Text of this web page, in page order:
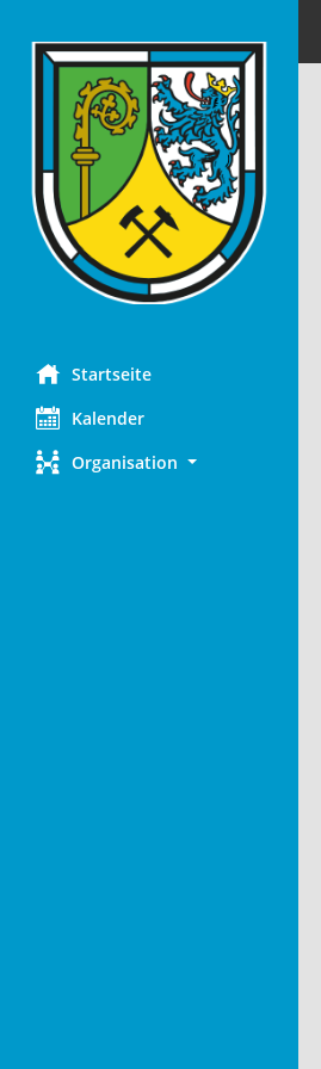
Startseite
Kalender
Organisation